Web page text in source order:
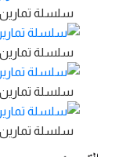
سلسلة تمارين
سلسلة تمارين
سلسلة تمارين
سلسلة تمارين